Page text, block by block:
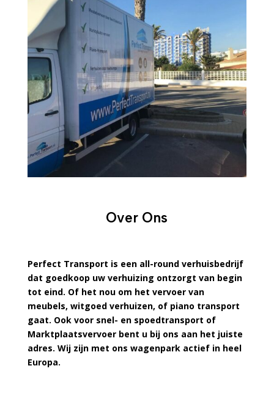
Over Ons
Perfect Transport is een all-round verhuisbedrijf
dat goedkoop uw verhuizing ontzorgt van begin
tot eind. Of het nou om het vervoer van
meubels, witgoed verhuizen, of piano transport
gaat. Ook voor snel- en spoedtransport of
Marktplaatsvervoer bent u bij ons aan het juiste
adres. Wij zijn met ons wagenpark actief in heel
Europa.